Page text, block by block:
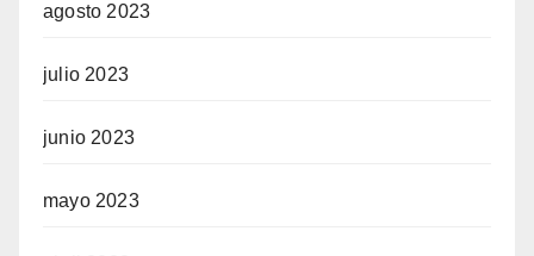
agosto 2023
julio 2023
junio 2023
mayo 2023